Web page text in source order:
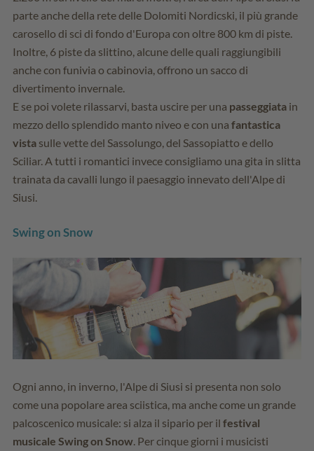
parte anche della rete delle Dolomiti Nordicski, il più grande
carosello di sci di fondo d'Europa con oltre 800 km di piste.
Inoltre, 6 piste da slittino, alcune delle quali raggiungibili
anche con funivia o cabinovia, offrono un sacco di
divertimento invernale.
E se poi volete rilassarvi, basta uscire per una passeggiata in
mezzo dello splendido manto niveo e con una fantastica
vista sulle vette del Sassolungo, del Sassopiatto e dello
Sciliar. A tutti i romantici invece consigliamo una gita in slitta
trainata da cavalli lungo il paesaggio innevato dell'Alpe di
Siusi.
Swing on Snow
Ogni anno, in inverno, l'Alpe di Siusi si presenta non solo
come una popolare area sciistica, ma anche come un grande
palcoscenico musicale: si alza il sipario per il festival
musicale Swing on Snow . Per cinque giorni i musicisti